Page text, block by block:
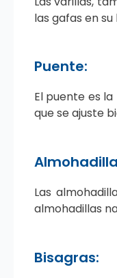
las gafas en
Puente:
El puente es
que se ajuste
Las
almohadillas
Bisagras: